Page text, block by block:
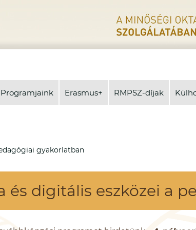
Programjaink Erasmus+ RMPSZ-díjak
gyakorlatban
digitális eszközei a